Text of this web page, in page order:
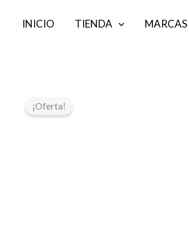
INICIO TIENDA MARCAS
¡Oferta!